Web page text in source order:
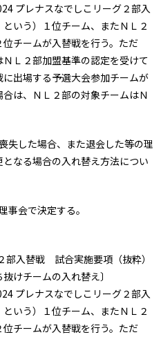
プレナスなでしこリーグ２部入
いう）１位チーム、またＮＬ２
チームが入替戦を行う。ただ
Ｌ２部加盟基準の認定を受けて
出場する予選大会参加チームが
は、ＮＬ２部の対象チームはＮ
失した場合、また退会した等の理
なる場合の入れ替え方法につい
事会で決定する。
入替戦 試合実施要項（抜粋）
けチームの入れ替え〕
プレナスなでしこリーグ２部入
いう）１位チーム、またＮＬ２
チームが入替戦を行う。ただ